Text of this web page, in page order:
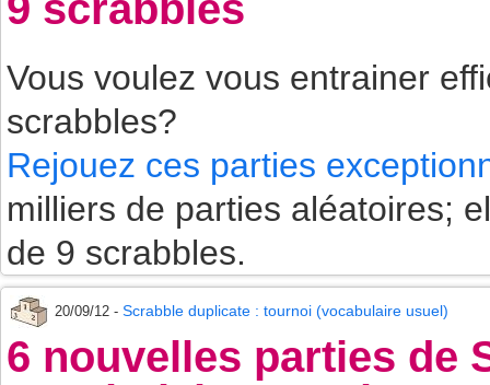
Vous voulez vous entrainer
scrabbles?
Rejouez ces parties
milliers de parties aléatoires;
de 9 scrabbles.
20/09/12 - Scrabble duplicate : tournoi (vocabulaire usuel)
6 nouvelles parties de